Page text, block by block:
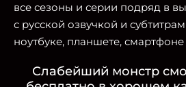
все сезоны и серии подряд в
с русской озвучкой и
ноутбуке, планшете,
Слабейший монстр